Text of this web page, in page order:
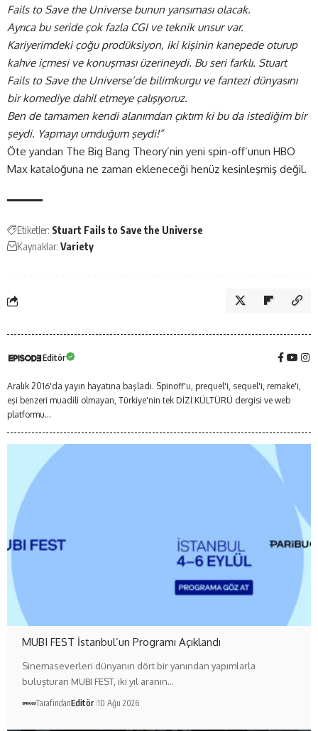
Fails to Save the Universe bunun yansıması olacak.
Ayrıca bu seride çok fazla CGI ve teknik unsur var.
Kariyerimdeki çoğu prodüksiyon, iki kişinin kanepede oturup
kahve içmesi ve konuşması üzerineydi. Bu seri farklı. Stuart
Fails to Save the Universe’de bilimkurgu ve fantezi dünyasını
bir komediye dahil etmeye çalışıyoruz.
Ben de tamamen kendi alanımdan çıktım ki bu da istediğim bir
şeydi. Yapmayı umduğum şeydi!”
Öte yandan The Big Bang Theory’nin yeni spin-off’unun HBO
Max kataloğuna ne zaman ekleneceği henüz kesinleşmiş değil.
Etiketler: Stuart Fails to Save the Universe
Kaynaklar: Variety
Editör
Aralık 2016'da yayın hayatına başladı. Spinoff'u, prequel'i, sequel'i, remake'i,
eşi benzeri muadili olmayan, Türkiye'nin tek DİZİ KÜLTÜRÜ dergisi ve web
platformu...
MUBI FEST İstanbul’un Programı Açıklandı
Sinemaseverleri dünyanın dört bir yanından yapımlarla
buluşturan MUBI FEST, iki yıl aranın…
TarafındanEditör 10 Ağu 2026